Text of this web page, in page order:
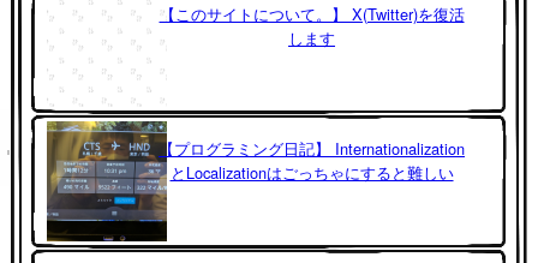
【このサイトについて。】 X(Twitter)を復活
します
【プログラミング日記】 Internationalization
とLocalizationはごっちゃにすると難しい